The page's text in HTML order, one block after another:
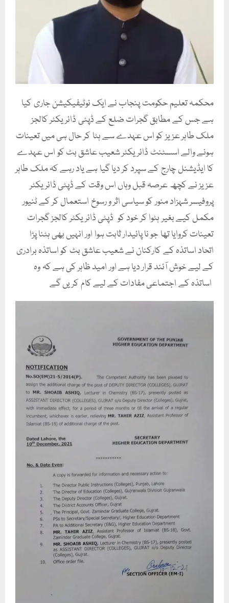
محکمہ تعلیم حکومت پنجاب نے ایک نوٹیفیکیشن جاری کیا
ہے جس کے مطابق گجرات ضلع کے ڈپٹی ڈائریکٹر کالجز
ملک طاہر عزیز کو اس عہدے سے ہٹا کر حال ہی میں تعینات
ہونے والے اسسٹنٹ ڈائریکٹر شعیب عاشق بٹ کو اس عہدے
کا ایڈیشنل چارج کے سپرد کر دیا گیا ہے یاد رہے کہ ملک طاہر
عزیز نے کچھ عرصہ قبل وہاں اس وقت کے ڈپٹی ڈائریکٹر
پروفیسر شہزاد منور کو سیاسی اثر و رسوخ استعمال کر کے ٹنیور
مکمل کیے بغیر ہٹوا کر خود کو ڈپٹی ڈائریکٹر کالجز گجرات
تعینات کروایا تھا جو نا پائیدار ثابت ہوا اور انہیں بھی ہٹنا پڑا
اتحاد اساتذہ کے کارکنان نے شعیب عاشق بٹ کو اساتذہ برادری
کے لیے خوش آئند قرار دیا ہے اور امید ظاہر کی ہے کہ وہ